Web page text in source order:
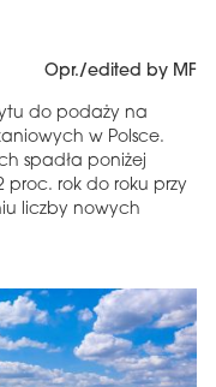
Opr./edited by MF
do podaży na
w Polsce.
spadła poniżej
proc. rok do roku przy
liczby nowych